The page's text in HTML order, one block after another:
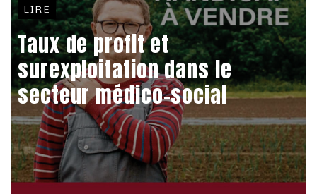
LIRE
Taux de profit et
surexploitation dans le
secteur médico-social